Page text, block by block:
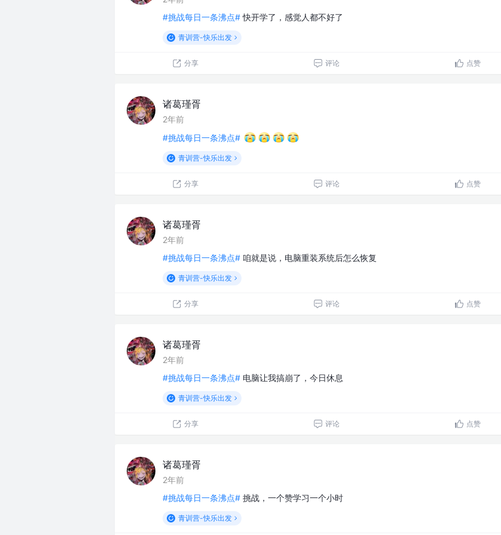
#挑战每日一条沸点#快开学了，感觉人都不好了
青训营-快乐出发
分享 评论 点赞
诸葛瑾胥
2年前
#挑战每日一条沸点#
青训营-快乐出发
分享 评论 点赞
诸葛瑾胥
2年前
#挑战每日一条沸点# 咱就是说，电脑重装系统后怎么恢复
青训营-快乐出发
分享 评论 点赞
诸葛瑾胥
2年前
#挑战每日一条沸点# 电脑让我搞崩了，今日休息
青训营-快乐出发
分享 评论 点赞
诸葛瑾胥
2年前
#挑战每日一条沸点# 挑战，一个赞学习一个小时
青训营-快乐出发